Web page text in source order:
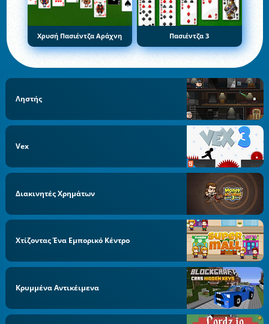
Χρυσή Πασιέντζα Αράχνη Πασιέντζα 3
Ληστής
Vex
Διακινητές Χρημάτων
Χτίζοντας Ένα Εμπορικό Κέντρο
Κρυμμένα Αντικέιμενα